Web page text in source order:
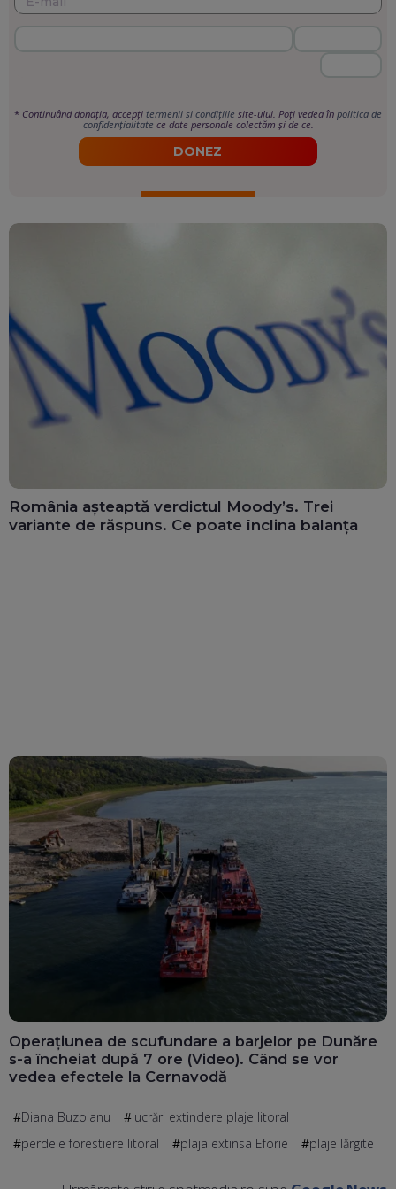
* Continuând donația, accepți termenii si condițiile site-ului. Poți vedea în politica de
confidențialitate ce date personale colectăm și de ce.
DONEZ
România așteaptă verdictul Moody’s. Trei
variante de răspuns. Ce poate înclina balanța
Operațiunea de scufundare a barjelor pe Dunăre
s-a încheiat după 7 ore (Video). Când se vor
vedea efectele la Cernavodă
Diana Buzoianu
lucrări extindere plaje litoral
perdele forestiere litoral
plaja extinsa Eforie plaje lărgite